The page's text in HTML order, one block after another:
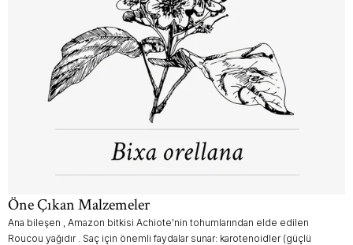
Öne Çıkan Malzemeler
Ana bileşen , Amazon bitkisi Achiote'nin tohumlarından elde edilen
Roucou yağıdır . Saç için önemli faydalar sunar: karotenoidler (güçlü